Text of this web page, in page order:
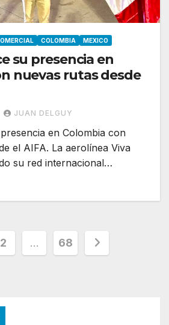
COLOMBIA MEXICO
su presencia en
nuevas rutas desde
JUAN DELGUY
en Colombia con
el AIFA. La aerolínea Viva
su red internacional…
2 … 68